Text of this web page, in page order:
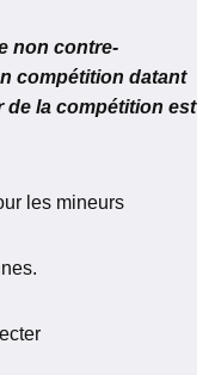
non contre-
compétition datant
de la compétition est
les mineurs